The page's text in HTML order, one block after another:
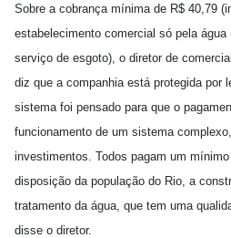
Sobre a cobrança mínima de R$ 40,79
estabelecimento comercial só pela
serviço de esgoto), o diretor de
diz que a companhia está protegida por
sistema foi pensado para que o
funcionamento de um sistema
investimentos. Todos pagam um
disposição da população do Rio, a
tratamento da água, que tem uma
disse o diretor.